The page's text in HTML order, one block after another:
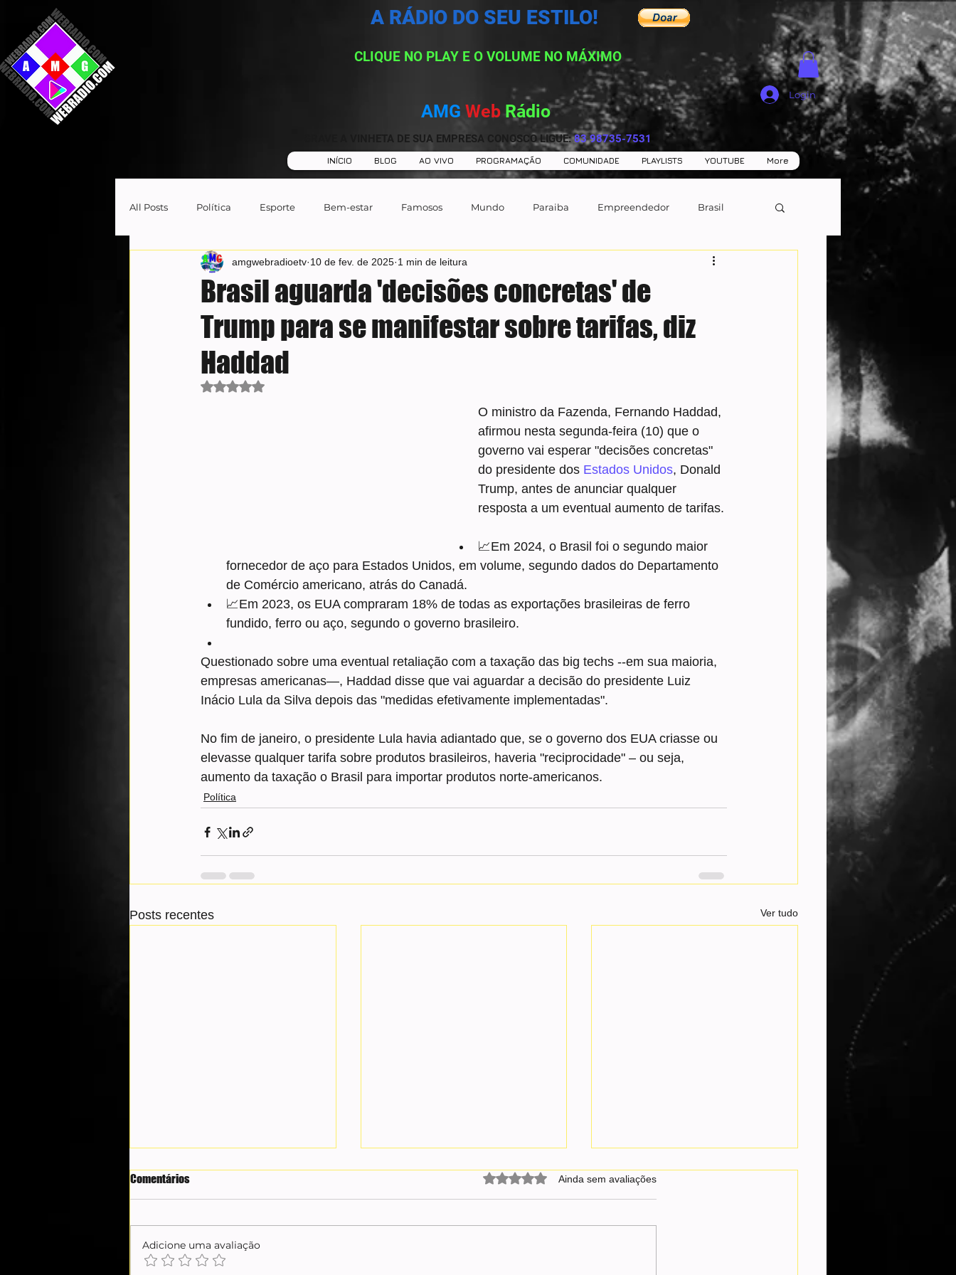
CLIQUE NO PLAY E O VOLUME NO MÁXIMO
AMG Web Rádio
GRAVE A VINHETA DE SUA EMPRESA CONOSCO LIGUE:83 98735-7531
A RÁDIO DO SEU ESTILO!
Login
INÍCIO BLOG AO VIVO PROGRAMAÇÃO COMUNIDADE PLAYLISTS YOUTUBE More
All Posts Política Esporte Bem-estar Famosos Mundo Paraiba Empreendedor Brasil
Brasil aguarda 'decisões concretas' de
Trump para se manifestar sobre tarifas, diz
Haddad
amgwebradioetv 10 de fev. de 2025 1 min de leitura
Avaliado com NaN de 5 estrelas.
O ministro da Fazenda, Fernando Haddad,
afirmou nesta segunda-feira (10) que o
governo vai esperar "decisões concretas"
do presidente dos Estados Unidos, Donald
Trump, antes de anunciar qualquer
resposta a um eventual aumento de tarifas.
📈Em 2024, o Brasil foi o segundo maior
fornecedor de aço para Estados Unidos, em volume, segundo dados do Departamento
de Comércio americano, atrás do Canadá.
📈Em 2023, os EUA compraram 18% de todas as exportações brasileiras de ferro
fundido, ferro ou aço, segundo o governo brasileiro.
Questionado sobre uma eventual retaliação com a taxação das big techs --em sua maioria,
empresas americanas—, Haddad disse que vai aguardar a decisão do presidente Luiz
Inácio Lula da Silva depois das "medidas efetivamente implementadas".
No fim de janeiro, o presidente Lula havia adiantado que, se o governo dos EUA criasse ou
elevasse qualquer tarifa sobre produtos brasileiros, haveria "reciprocidade" – ou seja,
aumento da taxação o Brasil para importar produtos norte-americanos.
Política
Posts recentes Ver tudo
Comentários Avaliado com 0 de 5 estrelas.
Ainda sem avaliações
Adicione uma avaliação